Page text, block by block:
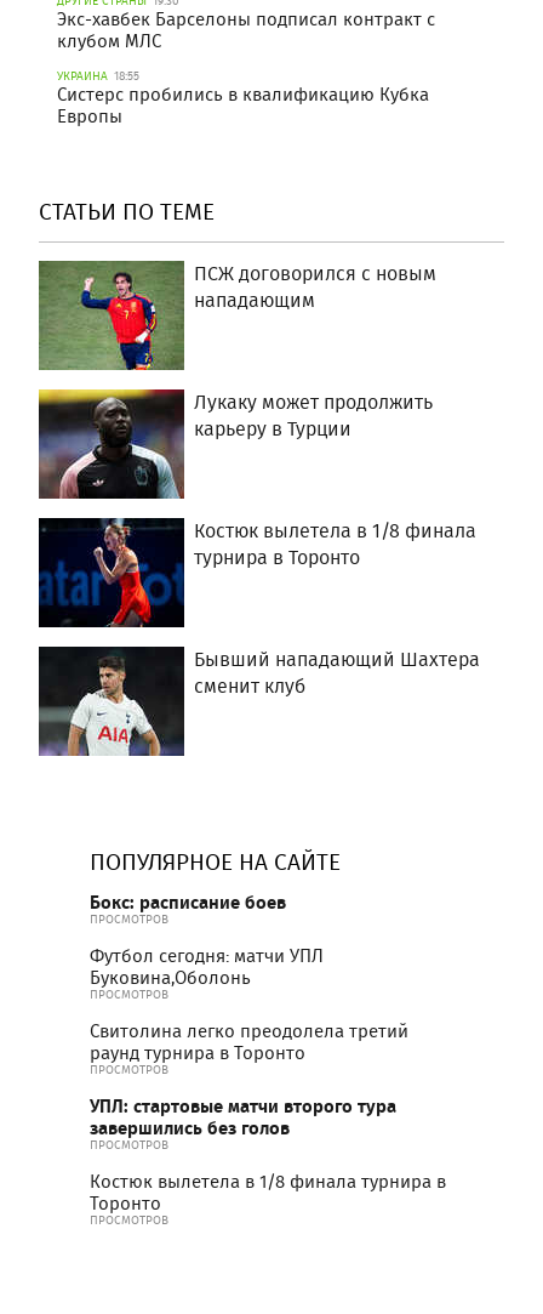
Экс-хавбек Барселоны подписал контракт с
клубом МЛС
УКРАИНА 18:55
Систерс пробились в квалификацию Кубка
Европы
СТАТЬИ ПО ТЕМЕ
ПСЖ договорился с новым
нападающим
Лукаку может продолжить
карьеру в Турции
Костюк вылетела в 1/8 финала
турнира в Торонто
Бывший нападающий Шахтера
сменит клуб
ПОПУЛЯРНОЕ НА САЙТЕ
Бокс: расписание боев
ПРОСМОТРОВ
Футбол сегодня: матчи УПЛ
Буковина,Оболонь
ПРОСМОТРОВ
Свитолина легко преодолела третий
раунд турнира в Торонто
ПРОСМОТРОВ
УПЛ: стартовые матчи второго тура
завершились без голов
ПРОСМОТРОВ
Костюк вылетела в 1/8 финала турнира в
Торонто
ПРОСМОТРОВ